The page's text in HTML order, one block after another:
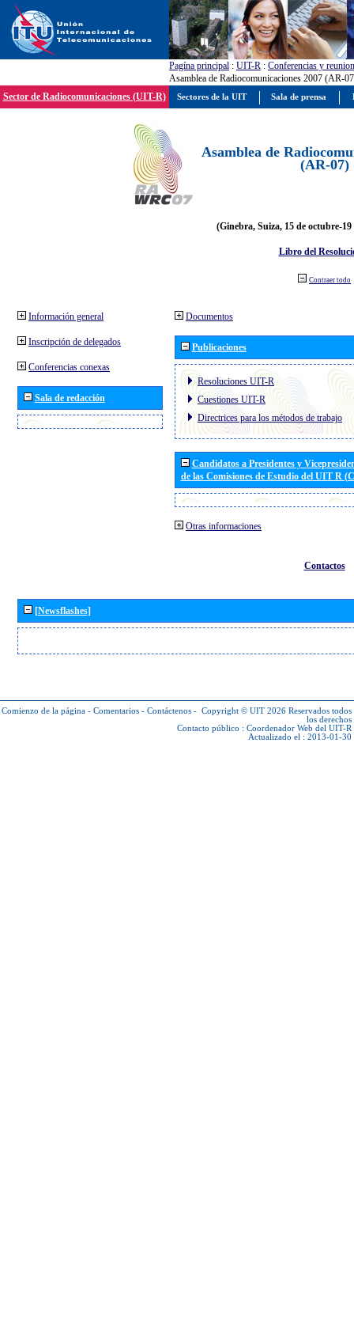
Pagína principal : UIT-R : Conferencias y
Asamblea de Radiocomunicaciones 2007 (AR-
Sector de Radiocomunicaciones (UIT-R)
Asamblea de
(AR-07)
(Ginebra, Suiza, 15 de octubre-19
Libro del
Contraer todo
Información general
Inscripción de delegados
Conferencias conexas
Sala de redacción
Documentos
Publicaciones
Resoluciones UIT-R
Cuestiones UIT-R
Directrices para los métodos de trabajo
Candidatos a Presidentes y
de las Comisiones de Estudio del UIT R
Otras informaciones
Contactos
[Newsflashes]
Comienzo de la página - Comentarios - Contáctenos - Copyright © UIT 2026 Reservados todos
los derechos
Contacto público : Coordenador Web del UIT-R
Actualizado el : 2013-01-30
Sectores de la UIT Sala de prensa